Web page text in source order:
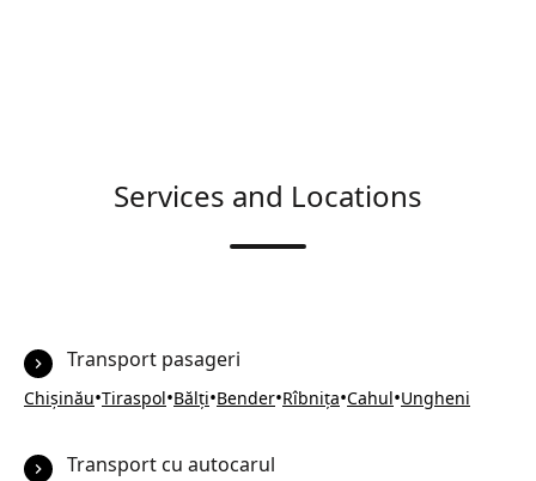
Services and Locations
Transport pasageri
Chișinău•Tiraspol•Bălți•Bender•Rîbnița•Cahul•Ungheni
Transport cu autocarul